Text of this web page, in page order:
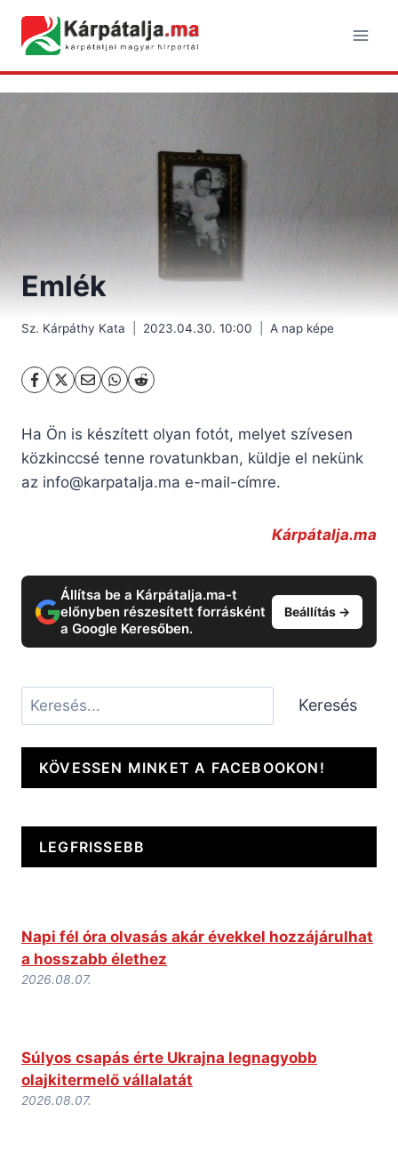
content
Emlék
Sz. Kárpáthy Kata 2023.04.30. 10:00 A nap képe
Ha Ön is készített olyan fotót, melyet szívesen
közkinccsé tenne rovatunkban, küldje el nekünk
az info@karpatalja.ma e-mail-címre.
Kárpátalja.ma
Állítsa be a Kárpátalja.ma-t
előnyben részesített forrásként
a Google Keresőben.
Beállítás →
Keresés Keresés
KÖVESSEN MINKET A FACEBOOKON!
LEGFRISSEBB
Napi fél óra olvasás akár évekkel hozzájárulhat
a hosszabb élethez
2026.08.07.
Súlyos csapás érte Ukrajna legnagyobb
olajkitermelő vállalatát
2026.08.07.